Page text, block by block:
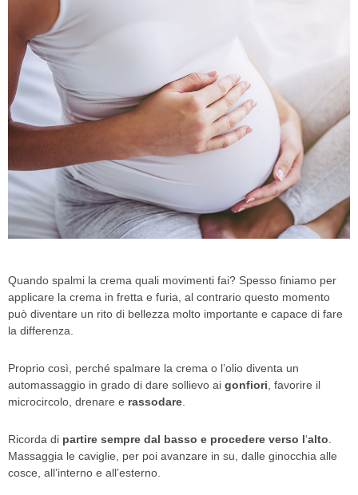
Quando spalmi la crema quali movimenti fai? Spesso finiamo per
applicare la crema in fretta e furia, al contrario questo momento
può diventare un rito di bellezza molto importante e capace di fare
la differenza.
Proprio così, perché spalmare la crema o l’olio diventa un
automassaggio in grado di dare sollievo ai gonfiori, favorire il
microcircolo, drenare e rassodare.
Ricorda di partire sempre dal basso e procedere verso l‘alto.
Massaggia le caviglie, per poi avanzare in su, dalle ginocchia alle
cosce, all’interno e all’esterno.